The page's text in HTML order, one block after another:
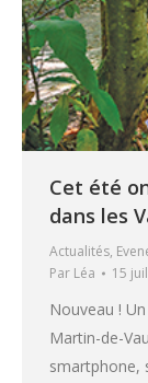
Cet été
dans les
Actualités,
Par Léa 15
Nouveau !
Martin-de-
smartphone,